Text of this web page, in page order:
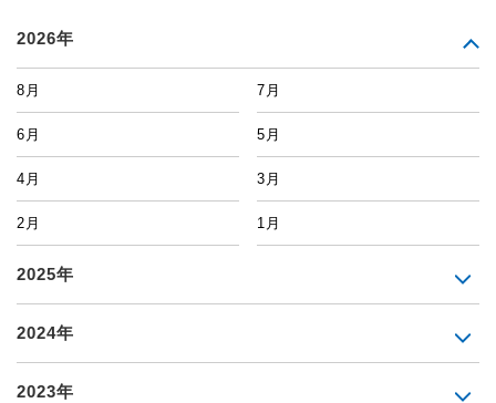
2026年
8月 7月
6月 5月
4月 3月
2月 1月
2025年
2024年
2023年